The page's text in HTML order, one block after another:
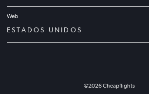
Web
ESTADOS UNIDOS
©2026Cheapflights